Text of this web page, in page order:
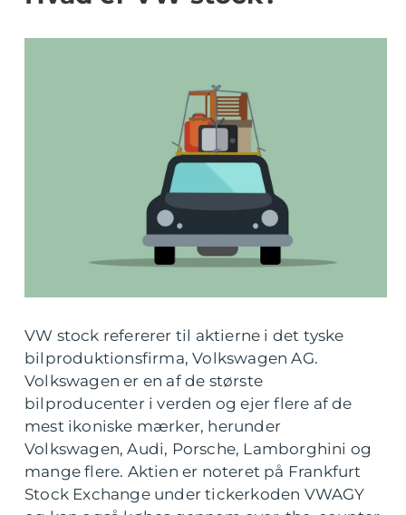
VW stock refererer til aktierne i det tyske
bilproduktionsfirma, Volkswagen AG.
Volkswagen er en af de største
bilproducenter i verden og ejer flere af de
mest ikoniske mærker, herunder
Volkswagen, Audi, Porsche, Lamborghini og
mange flere. Aktien er noteret på Frankfurt
Stock Exchange under tickerkoden VWAGY